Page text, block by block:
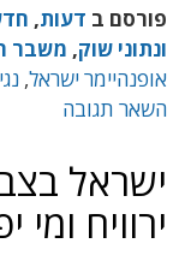
פורסם ב דעות,
ונתוני שוק, משבר
אופנהיימר ישראל,
השאר תגובה
ישראל
ירוויח ומי